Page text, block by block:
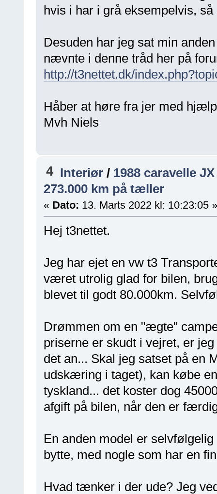
hvis i har i grå eksempelvis,
Desuden har jeg sat min
nævnte i denne tråd her på
http://t3nettet.dk/
Håber at høre fra jer med
Mvh Niels
4 Interiør / 1988 caravelle
273.000 km på tæller
« Dato: 13. Marts 2022 kl: 10:23:05 »
Hej t3nettet.
Jeg har ejet en vw t3
været utrolig glad for bilen,
blevet til godt 80.000km.
Drømmen om en "ægte"
priserne er skudt i vejret, er
det an... Skal jeg satset på en
udskæring i taget), kan købe
tyskland... det koster dog
afgift på bilen, når den er
En anden model er
bytte, med nogle som har en
Hvad tænker i der ude? Jeg